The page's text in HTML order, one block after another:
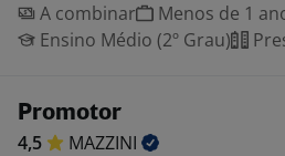
A combinar
Menos de 1
Ensino Médio (2º Grau)
Promotor
4,5
MAZZINI